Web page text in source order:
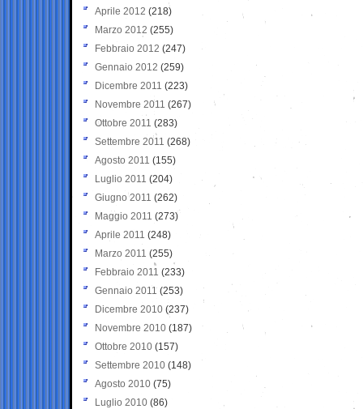
Aprile 2012 (218)
Marzo 2012 (255)
Febbraio 2012 (247)
Gennaio 2012 (259)
Dicembre 2011 (223)
Novembre 2011 (267)
Ottobre 2011 (283)
Settembre 2011 (268)
Agosto 2011 (155)
Luglio 2011 (204)
Giugno 2011 (262)
Maggio 2011 (273)
Aprile 2011 (248)
Marzo 2011 (255)
Febbraio 2011 (233)
Gennaio 2011 (253)
Dicembre 2010 (237)
Novembre 2010 (187)
Ottobre 2010 (157)
Settembre 2010 (148)
Agosto 2010 (75)
Luglio 2010 (86)